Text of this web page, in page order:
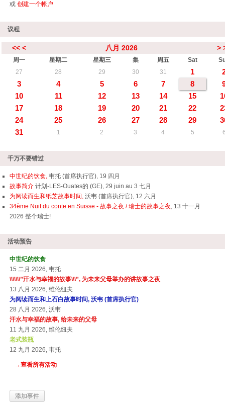
或 创建一个帐户
议程
<< < 八月 2026 >
周一 星期二 星期三 集 周五 Sat
27
28 29 30 31 1
3
4 5 6 7 8
10
11 12 13 14 15
17
18 19 20 21 22
24
25 26 27 28 29
31
1 2 3 4 5
千万不要错过
中世纪的饮食, 韦托 (首席执行官), 19 四月
故事简介 计划-LES-Ouates的 (GE), 29 juin au 3 七月
为阅读而生和纸芝故事时间, 沃韦 (首席执行官), 12 六月
34ème Nuit du conte en Suisse - 故事之夜 / 瑞士的故事之夜, 13 十一月
2026 整个瑞士!
活动预告
中世纪的饮食
15 二月 2026, 韦托
\\\\\\\”汗水与幸福的故事\\\”, 为未来父母举办的讲故事之夜
13 八月 2026, 维伦纽夫
为阅读而生和上石白故事时间, 沃韦 (首席执行官)
28 八月 2026, 沃韦
汗水与幸福的故事, 给未来的父母
11 九月 2026, 维伦纽夫
老式装瓶
12 九月 2026, 韦托
→查看所有活动
添加事件